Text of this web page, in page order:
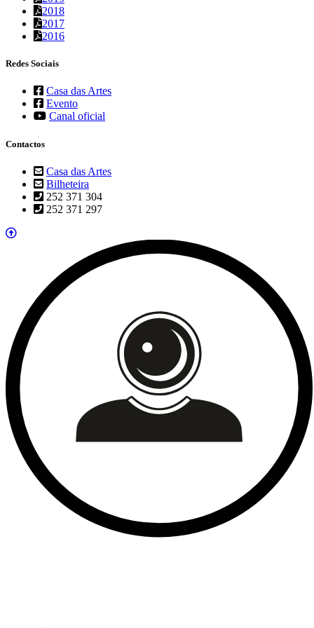
2018
2017
2016
Redes Sociais
Casa das Artes
Evento
Canal oficial
Contactos
Casa das Artes
Bilheteira
252 371 304
252 371 297